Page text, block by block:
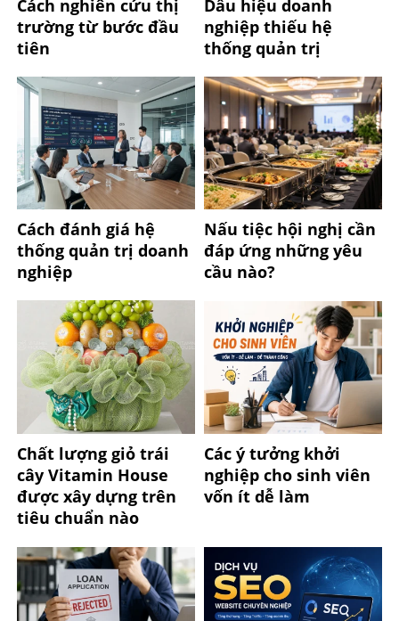
Cách nghiên cứu thị
trường từ bước đầu
tiên
Dấu hiệu doanh
nghiệp thiếu hệ
thống quản trị
Cách đánh giá hệ
thống quản trị doanh
nghiệp
Nấu tiệc hội nghị cần
đáp ứng những yêu
cầu nào?
Chất lượng giỏ trái
cây Vitamin House
được xây dựng trên
tiêu chuẩn nào
Các ý tưởng khởi
nghiệp cho sinh viên
vốn ít dễ làm